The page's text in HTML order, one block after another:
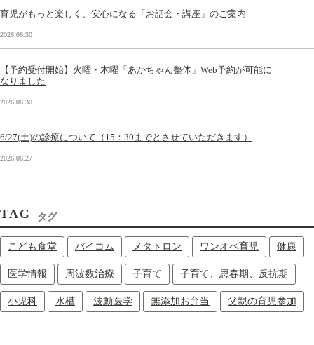
育児がもっと楽しく、安心になる「お話会・講座」のご案内
2026.06.30
【予約受付開始】火曜・木曜「あかちゃん整体」Web予約が可能に
なりました
2026.06.30
6/27(土)の診療について（15：30までとさせていただきます）
2026.06.27
TAG タグ
こども食堂 バイコム メタトロン ワンオペ育児 健康
医学情報 周波数治療 子育て 子育て、思春期、反抗期
小児科 水槽 波動医学 無添加お弁当 父親の育児参加